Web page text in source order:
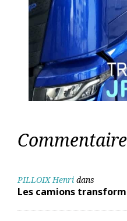
PILLOIX Henri dans
Les camions